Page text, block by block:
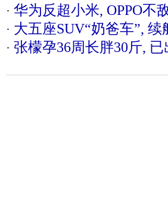
· 华为反超小米, OPPO不
· 大五座SUV“奶爸车”,
· 张檬孕36周长胖30斤,